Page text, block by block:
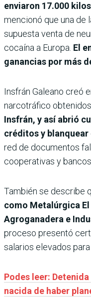
enviaron 17.000
mencionó que una de
supuesta venta de
cocaína a Europa. El
ganancias por más
Insfrán Galeano creó
narcotráfico
Insfrán, y así abrió
créditos y
red de documentos
cooperativas y bancos.
También se describe
como Metalúrgica El
Agroganadera e
proceso presentó
salarios elevados para
Podes leer:
nacida de haber